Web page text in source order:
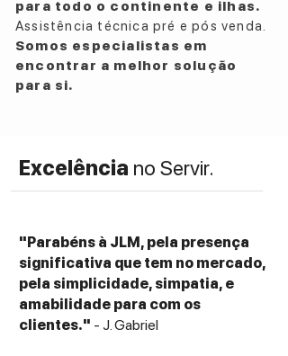
para todo o continente e ilhas.
Assistência técnica pré e pós venda.
Somos especialistas em
encontrar a melhor solução
para si.
Excelência no Servir.
"Parabéns à JLM, pela presença
significativa que tem no mercado,
pela simplicidade, simpatia, e
amabilidade para com os
clientes." - J. Gabriel